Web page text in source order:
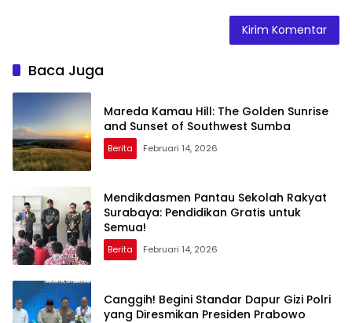
Baca Juga
Mareda Kamau Hill: The Golden Sunrise
and Sunset of Southwest Sumba
Berita Februari 14, 2026
Mendikdasmen Pantau Sekolah Rakyat
Surabaya: Pendidikan Gratis untuk
Semua!
Berita Februari 14, 2026
Canggih! Begini Standar Dapur Gizi Polri
yang Diresmikan Presiden Prabowo